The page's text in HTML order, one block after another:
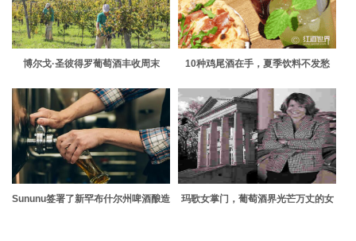
博尔戈·圣彼得罗葡萄酒丰收周末
10种鸡尾酒在手，夏季饮料不发愁
Sununu签署了新罕布什尔州啤酒酿造
玛歌女掌门，葡萄酒界光芒万丈的女